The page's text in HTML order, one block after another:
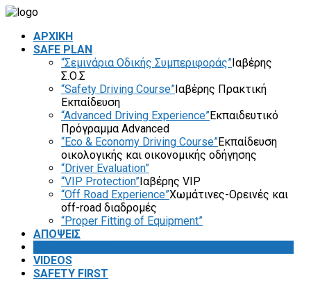
ΑΡΧΙΚΗ
SAFE PLAN
“Σεμινάρια Οδικής Συμπεριφοράς”Ιαβέρης
Σ.Ο.Σ
“Safety Driving Course”Ιαβέρης Πρακτική
Εκπαίδευση
“Advanced Driving Experience”Εκπαιδευτικό
Πρόγραμμα Advanced
“Eco & Economy Driving Course”Εκπαίδευση
οικολογικής και οικονομικής οδήγησης
“Driver Evaluation”
“VIP Protection”Ιαβέρης VIP
“Off Road Experience”Χωμάτινες-Ορεινές και
off-road διαδρομές
“Proper Fitting of Equipment”
ΑΠΟΨΕΙΣ
VIDEOS
SAFETY FIRST